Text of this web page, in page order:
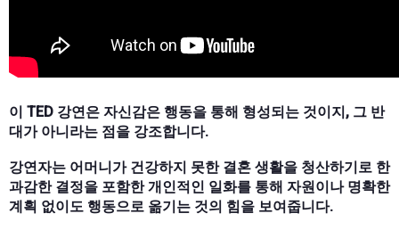
이 TED 강연은 자신감은 행동을 통해 형성되는 것이지, 그 반
대가 아니라는 점을 강조합니다.
강연자는 어머니가 건강하지 못한 결혼 생활을 청산하기로 한
과감한 결정을 포함한 개인적인 일화를 통해 자원이나 명확한
계획 없이도 행동으로 옮기는 것의 힘을 보여줍니다.